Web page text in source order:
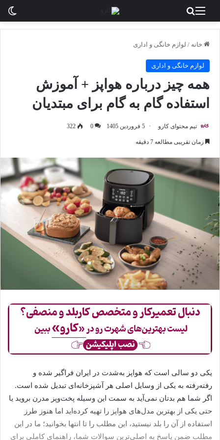
منو
خانه / لوازم خانگی و اداری
لوازم خانگی و اداری
همه چیز درباره هواپز + آموزش
استفاده گام به گام برای مبتدیان
تیم محتوای کارو 5 فروردین 1405 0
322
زمان تقریبی مطالعه 7 دقیقه
یکی دو سالی است که هواپز به‌شدت در ایران فراگیر شده و
رفته‌رفته به یکی از وسایل اصلی هر آشپزخانه‌ای تبدیل شده است.
اگر شما هم بدتان نمی‌آید به سمت این وسیله پخت‌وپز مدرن بروید یا
حتی یکی از بهترین مدل‌های هواپز را تهیه کرده‌اید اما هنوز طرز
استفاده از آن را بلد نیستید، این مطلب را تا انتها بخوانید؛ ما در این
مطلب ضمن پاسخ به اصلی‌ترین سوالات شما، راهنمای کاملی برای